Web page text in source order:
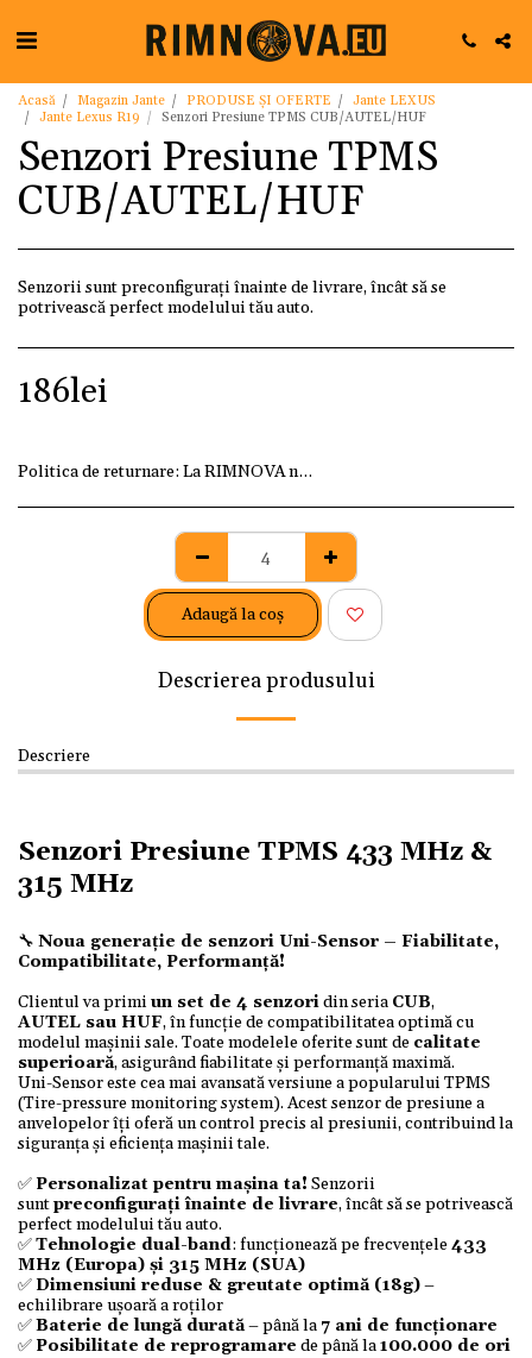
Acasă Magazin Jante PRODUSE ȘI OFERTE
Jante LEXUS
Jante Lexus R19
Senzori Presiune TPMS CUB/AUTEL/HUF
Senzori Presiune TPMS
CUB/AUTEL/HUF
Senzorii sunt preconfigurați înainte de livrare, încât să se
potrivească perfect modelului tău auto.
186lei
Politica de returnare: La RIMNOVA ne dorim ca fiecare
Adaugă la coş
Descrierea produsului
Descriere
Senzori Presiune TPMS 433 MHz &
315 MHz
🔧 Noua generație de senzori Uni-Sensor – Fiabilitate,
Compatibilitate, Performanță!
Clientul va primiun set de 4 senzoridin seria CUB,
AUTEL sau HUF, în funcție de compatibilitatea optimă cu
modelul mașinii sale. Toate modelele oferite sunt de calitate
superioară, asigurând fiabilitate și performanță maximă.
Uni-Sensor este cea mai avansată versiune a popularului TPMS
(Tire-pressure monitoring system). Acest senzor de presiune a
anvelopelor îți oferă un control precis al presiunii, contribuind la
siguranța și eficiența mașinii tale.
✅Personalizat pentru mașina ta! Senzorii
suntpreconfigurați înainte de livrare, încât să se potrivească
perfect modelului tău auto.
✅Tehnologie dual-band: funcționează pe frecvențele433
MHz (Europa) și 315 MHz (SUA)
✅Dimensiuni reduse & greutate optimă (18g)–
echilibrare ușoară a roților
✅Baterie de lungă durată– până la 7 ani de funcționare
✅Posibilitate de reprogramare de până la100.000 de ori